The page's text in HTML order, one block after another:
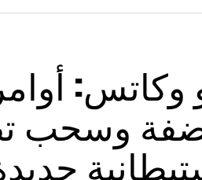
للمسؤولية.
هدد الرئيس الأمريكي
لسفن خلال محاولتها
بخليج عدن والمحيط الهندي.
عبر منصة “تروث سوشيال”: “قبل
وكاتس:
وسحب